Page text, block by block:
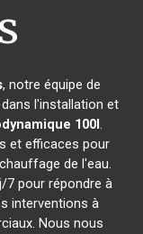
, notre équipe de
l'installation et
100l.
et efficaces pour
de l'eau.
7 pour répondre à
interventions à
Nous nous